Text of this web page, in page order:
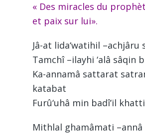
« Des miracles du
et paix sur lui».
Jâ-at lida‘watihil –achjâru
Tamchî –ilayhi ‘alâ sâqin
Ka-annamâ sattarat
katabat
Furû‘uhâ min badî‘il
Mithlal ghamâmati –annâ